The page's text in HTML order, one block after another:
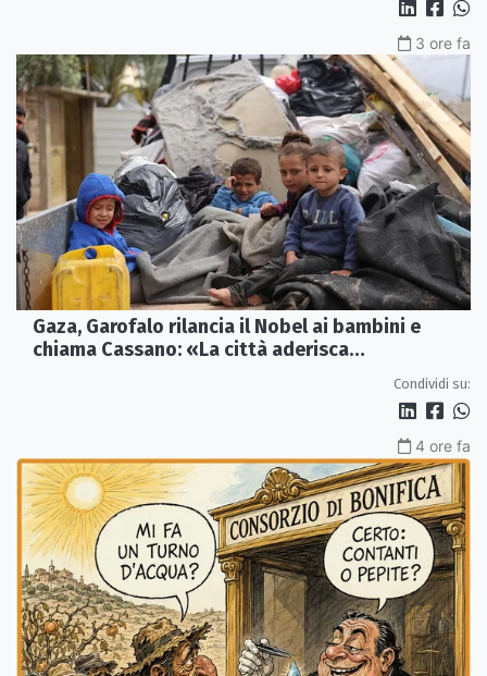
3 ore fa
Gaza, Garofalo rilancia il Nobel ai bambini e
chiama Cassano: «La città aderisca
Condividi su:
4 ore fa